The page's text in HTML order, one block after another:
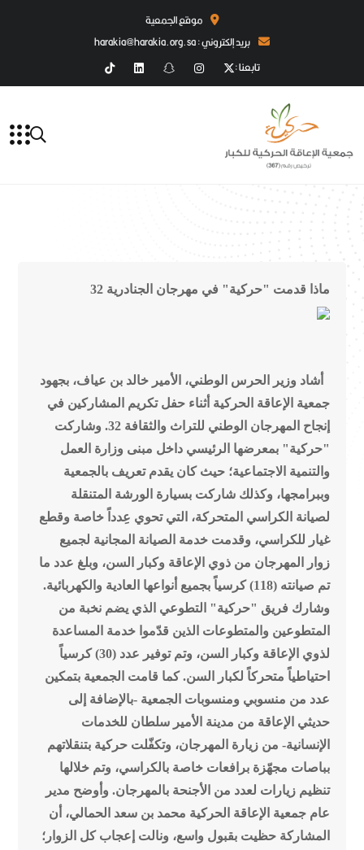
موقع الجمعية
بريد إلكتروني : harakia@harakia.org.sa
تابعنا :
ماذا قدمت "حركية" في مهرجان الجنادرية 32
أشاد وزير الحرس الوطني، الأمير خالد بن عياف، بجهود
جمعية الإعاقة الحركية أثناء حفل تكريم المشاركين في
إنجاح المهرجان الوطني للتراث والثقافة 32.
وشاركت
"حركية" بمعرضها الرئيسي داخل مبنى وزارة العمل
والتنمية الاجتماعية؛ حيث كان يقدم تعريف بالجمعية
وببرامجها، وكذلك شاركت بسيارة الورشة المتنقلة
لصيانة الكراسي المتحركة، التي تحوي عِدداً خاصة وقطع
غيار للكراسي، وقدمت خدمة الصيانة المجانية لجميع
زوار المهرجان من ذوي الإعاقة وكبار السن، وبلغ عدد ما
تم صيانته (118) كرسياً بجميع أنواعها العادية والكهربائية.
وشارك فريق "حركية" التطوعي الذي يضم نخبة من
المتطوعين والمتطوعات الذين قدّموا خدمة المساعدة
لذوي الإعاقة وكبار السن، وتم توفير عدد (30) كرسياً
احتياطياً متحركاً لكبار السن. كما قامت الجمعية بتمكين
عدد من منسوبي ومنسوبات الجمعية -بالإضافة إلى
حديثي الإعاقة من مدينة الأمير سلطان للخدمات
الإنسانية- من زيارة المهرجان، وتكفّلت حركية بتنقلاتهم
بباصات مجهّزة برافعات خاصة بالكراسي، وتم خلالها
تنظيم زيارات لعدد من الأجنحة بالمهرجان. وأوضح مدير
عام جمعية الإعاقة الحركية محمد بن سعد الحمالي، أن
المشاركة حظيت بقبول واسع، ونالت إعجاب كل الزوار؛